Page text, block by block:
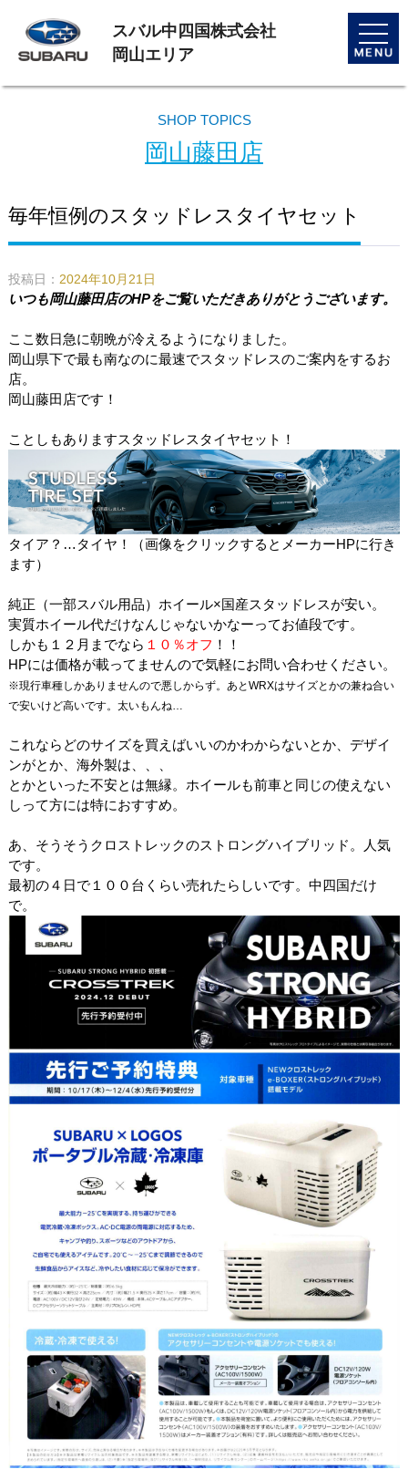
toggle
スバル中四国株式会社
岡山エリア
SHOP TOPICS
岡山藤田店
毎年恒例のスタッドレスタイヤセット
投稿日： 2024年10月21日
いつも岡山藤田店のHPをご覧いただきありがとうございます。
ここ数日急に朝晩が冷えるようになりました。
岡山県下で最も南なのに最速でスタッドレスのご案内をするお
店。
岡山藤田店です！
ことしもありますスタッドレスタイヤセット！
タイア？…タイヤ！（画像をクリックするとメーカーHPに行き
ます）
純正（一部スバル用品）ホイール×国産スタッドレスが安い。
実質ホイール代だけなんじゃないかなーってお値段です。
しかも１２月までなら １０％オフ ！！
HPには価格が載ってませんので気軽にお問い合わせください。
※現行車種しかありませんので悪しからず。あとWRXはサイズとかの兼ね合い
で安いけど高いです。太いもんね…
これならどのサイズを買えばいいのかわからないとか、デザイ
ンがとか、海外製は、、、
とかといった不安とは無縁。ホイールも前車と同じの使えない
しって方には特におすすめ。
あ、そうそうクロストレックのストロングハイブリッド。人気
です。
最初の４日で１００台くらい売れたらしいです。中四国だけ
で。